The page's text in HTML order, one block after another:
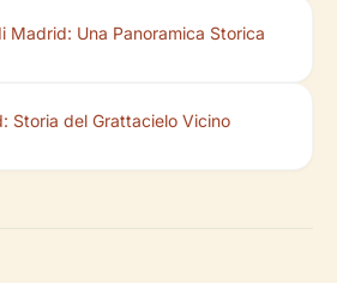
Madrid: Una Panoramica Storica
Storia del Grattacielo Vicino